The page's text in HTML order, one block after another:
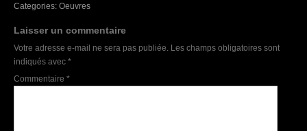
Categories: Oeuvres
Laisser un commentaire
Votre adresse e-mail ne sera pas publiée. Les champs obligatoires sont
indiqués avec *
Commentaire *